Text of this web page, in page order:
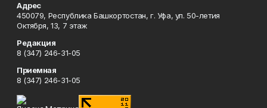
Адрес
450079, Республика Башкортостан, г. Уфа, ул. 50-летия
Октября, 13, 7 этаж
Редакция
8 (347) 246-31-05
Приемная
8 (347) 246-31-05